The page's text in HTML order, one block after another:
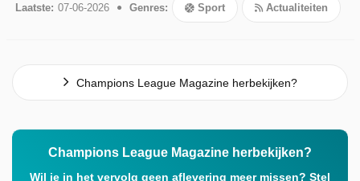
Laatste: 07-06-2026 Genres: Sport Actualiteiten
Champions League Magazine herbekijken?
Champions League Magazine herbekijken?
Wil je in het vervolg geen aflevering meer missen? Stel